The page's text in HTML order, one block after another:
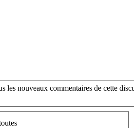
les nouveaux commentaires de cette